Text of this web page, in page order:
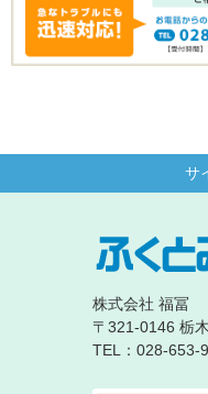
サ
株式会社 福冨
〒321-0146 栃
TEL：028-653-